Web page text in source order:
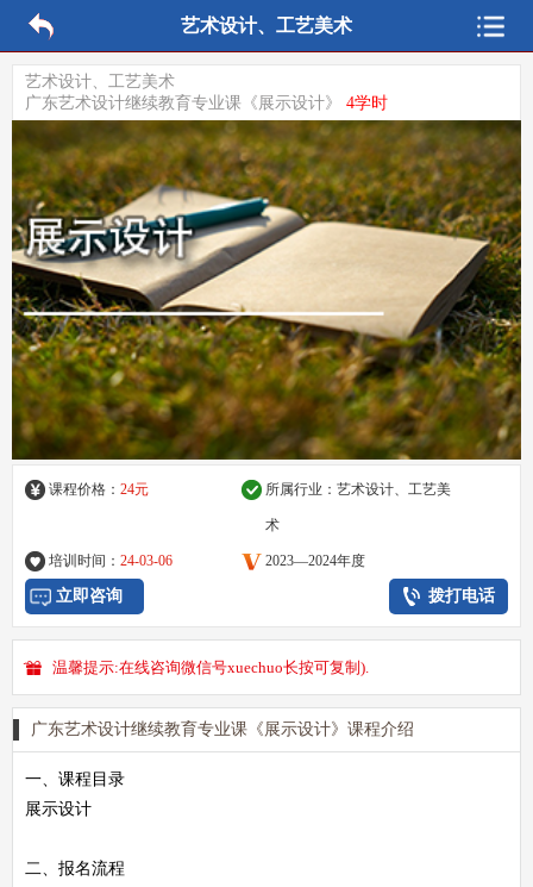
艺术设计、工艺美术
艺术设计、工艺美术
广东艺术设计继续教育专业课《展示设计》 4学时
课程价格： 24元 所属行业：艺术设计、工艺美
术
培训时间： 24-03-06 2023—2024年度
立即咨询 拨打电话
温馨提示:在线咨询微信号xuechuo长按可复制).
广东艺术设计继续教育专业课《展示设计》课程介绍
一、课程目录
展示设计
二、报名流程